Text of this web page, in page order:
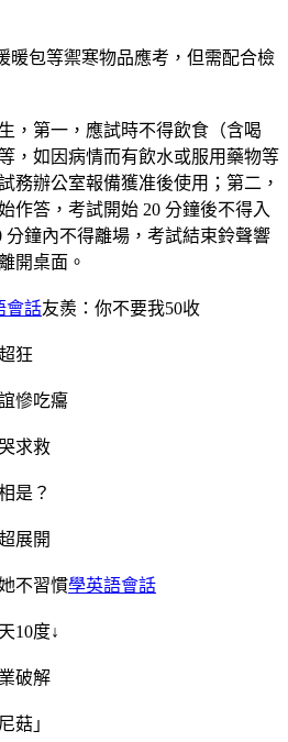
暖包等禦寒物品應考，但需配合檢
，第一，應試時不得飲食（含喝
，如因病情而有飲水或服用藥物等
務辦公室報備獲准後使用；第二，
作答，考試開始 20 分鐘後不得入
分鐘內不得離場，考試結束鈴聲響
開桌面。
會話友羨：你不要我50收
狂
慘吃癟
求救
是？
展開
不習慣學英語會話
10度↓
破解
菇」